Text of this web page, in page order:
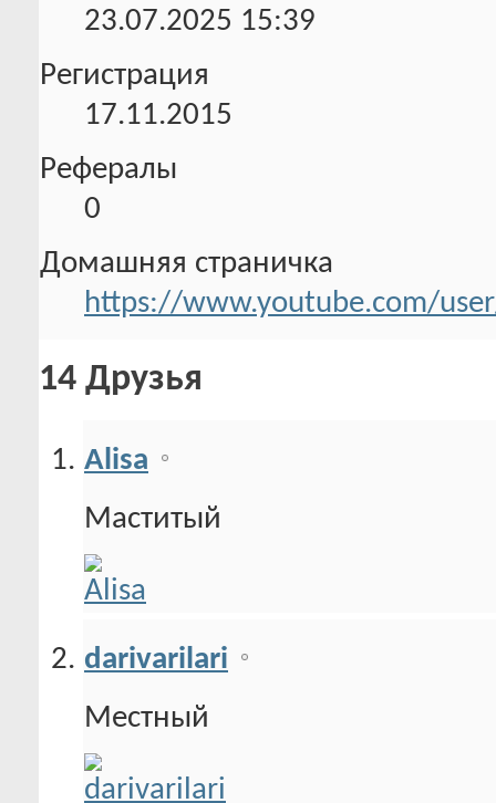
23.07.2025 15:39
Регистрация
17.11.2015
Рефералы
0
Домашняя страничка
https://www.youtube.com/
14 Друзья
Alisa
Маститый
darivarilari
Местный